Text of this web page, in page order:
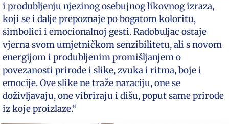
i produbljenju njezinog osebujnog likovnog izraza,
koji se i dalje prepoznaje po bogatom koloritu,
simbolici i emocionalnoj gesti. Radobuljac ostaje
vjerna svom umjetničkom senzibilitetu, ali s novom
energijom i produbljenim promišljanjem o
povezanosti prirode i slike, zvuka i ritma, boje i
emocije. Ove slike ne traže naraciju, one se
doživljavaju, one vibriraju i dišu, poput same prirode
iz koje proizlaze.“